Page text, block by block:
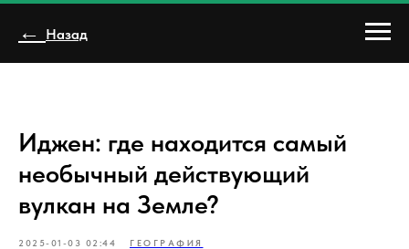
← Назад
Иджен: где находится самый
необычный действующий
вулкан на Земле?
2025-01-03 02:44 ГЕОГРАФИЯ